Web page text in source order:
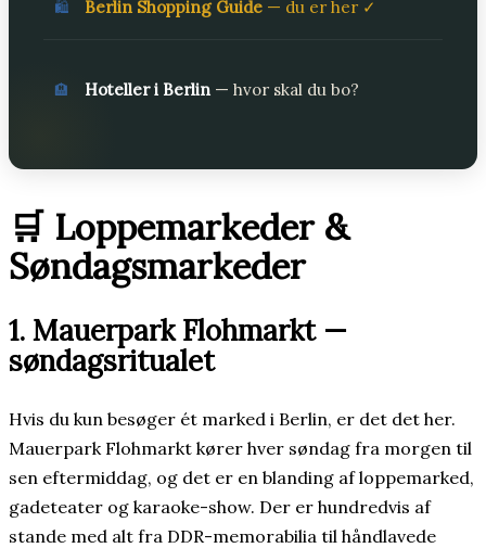
🛍️ Berlin Shopping Guide — du er her ✓
🏨 Hoteller i Berlin — hvor skal du bo?
🛒 Loppemarkeder &
Søndagsmarkeder
1. Mauerpark Flohmarkt —
søndagsritualet
Hvis du kun besøger ét marked i Berlin, er det det her.
Mauerpark Flohmarkt kører hver søndag fra morgen til
sen eftermiddag, og det er en blanding af loppemarked,
gadeteater og karaoke-show. Der er hundredvis af
stande med alt fra DDR-memorabilia til håndlavede